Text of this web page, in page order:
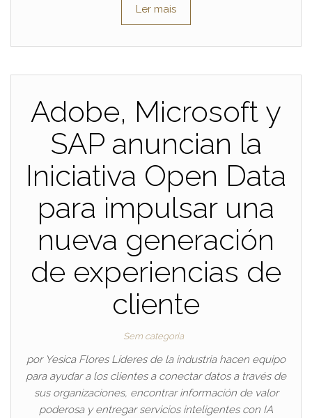
Ler mais
Adobe, Microsoft y
SAP anuncian la
Iniciativa Open Data
para impulsar una
nueva generación
de experiencias de
cliente
Sem categoria
por Yesica Flores Líderes de la industria hacen equipo
para ayudar a los clientes a conectar datos a través de
sus organizaciones, encontrar información de valor
poderosa y entregar servicios inteligentes con IA